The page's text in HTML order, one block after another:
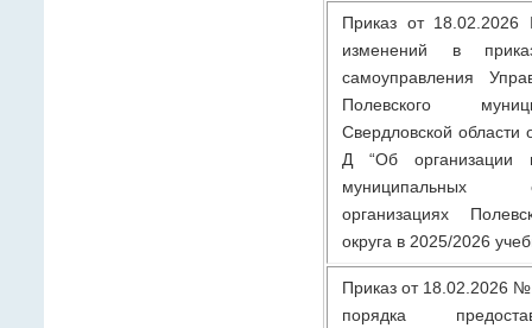
Приказ от
изменений в
самоуправления
Полевского
Свердловской
Д “Об организации
муниципальных
организациях
округа в 2025/2026
Приказ от 18.02.2026
порядка